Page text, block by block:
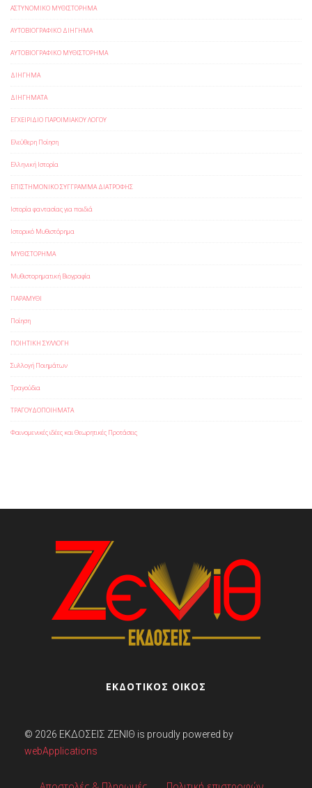
ΑΣΤΥΝΟΜΙΚΟ ΜΥΘΙΣΤΟΡΗΜΑ
ΑΥΤΟΒΙΟΓΡΑΦΙΚΟ ΔΙΗΓΗΜΑ
ΑΥΤΟΒΙΟΓΡΑΦΙΚΟ ΜΥΘΙΣΤΟΡΗΜΑ
ΔΙΗΓΗΜΑ
ΔΙΗΓΗΜΑΤΑ
ΕΓΧΕΙΡΙΔΙΟ ΠΑΡΟΙΜΙΑΚΟΥ ΛΟΓΟΥ
Ελεύθερη Ποίηση
Ελληνική Ιστορία
ΕΠΙΣΤΗΜΟΝΙΚΟ ΣΥΓΓΡΑΜΜΑ ΔΙΑΤΡΟΦΗΣ
Ιστορία φαντασίας για παιδιά
Ιστορικό Μυθιστόρημα
ΜΥΘΙΣΤΟΡΗΜΑ
Μυθιστορηματική Βιογραφία
ΠΑΡΑΜΥΘΙ
Ποίηση
ΠΟΙΗΤΙΚΗ ΣΥΛΛΟΓΗ
Συλλογή Ποιημάτων
Τραγούδια
ΤΡΑΓΟΥΔΟΠΟΙΗΜΑΤΑ
Φαινομενικές ιδέες και Θεωρητικές Προτάσεις
ΕΚΔΟΤΙΚΟΣ ΟΙΚΟΣ
© 2026 ΕΚΔΌΣΕΙΣ ΖΕΝΊΘ is proudly powered by
webApplications